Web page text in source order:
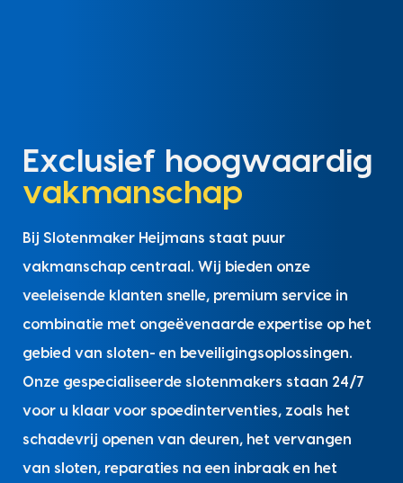
Exclusief hoogwaardig
vakmanschap
Bij Slotenmaker Heijmans staat puur
vakmanschap centraal. Wij bieden onze
veeleisende klanten snelle, premium service in
combinatie met ongeëvenaarde expertise op het
gebied van sloten- en beveiligingsoplossingen.
Onze gespecialiseerde slotenmakers staan 24/7
voor u klaar voor spoedinterventies, zoals het
schadevrij openen van deuren, het vervangen
van sloten, reparaties na een inbraak en het